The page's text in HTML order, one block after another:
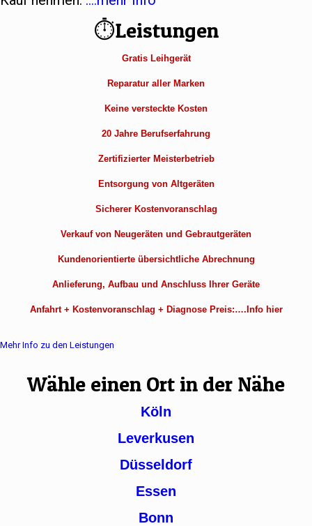
⏱Leistungen
Gratis Leihgerät
Reparatur aller Marken
Keine versteckte Kosten
20 Jahre Berufserfahrung
Zertifizierter Meisterbetrieb
Entsorgung von Altgeräten
Sicherer Kostenvoranschlag
Verkauf von Neugeräten und Gebrautgeräten
Kundenorientierte übersichtliche Abrechnung
Anlieferung, Aufbau und Anschluss Ihrer Geräte
Anfahrt + Kostenvoranschlag + Diagnose Preis:….Info hier
Mehr Info zu den Leistungen
Wähle einen Ort in der Nähe
Köln
Leverkusen
Düsseldorf
Essen
Bonn